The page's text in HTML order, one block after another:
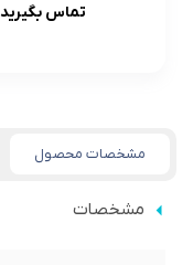
تماس بگیرید
مشخصات محصول
مشخصات